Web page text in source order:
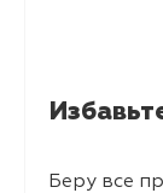
Беру все